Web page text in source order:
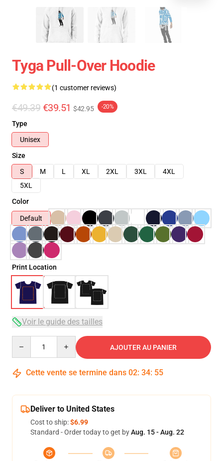
Tyga Pull-Over Hoodie
(1 customer reviews)
€49.39 €39.51 $42.95 -20%
Type
Unisex
Size
S
M L XL 2XL 3XL
4XL
5XL
Color
Default
Print Location
Voir le guide des tailles
AJOUTER AU PANIER
Cette vente se termine dans 02: 34: 54
Deliver to United States
Cost to ship:$6.99
Standard - Order today to get byAug. 15 - Aug. 22